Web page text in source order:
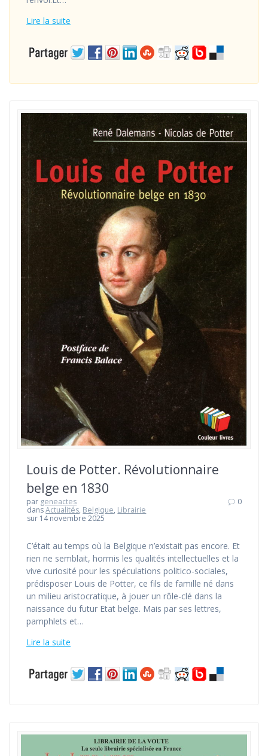
Lire la suite
Louis de Potter. Révolutionnaire
belge en 1830
par geneactes
dansActualités, Belgique, Librairie
sur 14 novembre 2025
0
C’était au temps où la Belgique n’existait pas encore. Et
rien ne semblait, hormis les qualités intellectuelles et la
vive curiosité pour les spéculations politico-sociales,
prédisposer Louis de Potter, ce fils de famille né dans
un milieu aristocratique, à jouer un rôle-clé dans la
naissance du futur Etat belge. Mais par ses lettres,
pamphlets et…
Lire la suite